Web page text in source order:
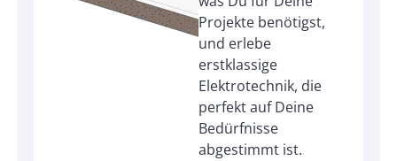
Projekte benötigst,
und erlebe
erstklassige
Elektrotechnik, die
perfekt auf Deine
Bedürfnisse
abgestimmt ist.